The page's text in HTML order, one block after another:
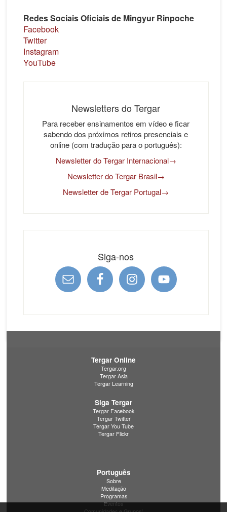
Redes Sociais Oficiais de Mingyur Rinpoche
Facebook
Twitter
Instagram
YouTube
Newsletters do Tergar
Para receber ensinamentos em vídeo e ficar
sabendo dos próximos retiros presenciais e
online (com tradução para o português):
Newsletter do Tergar Internacional→
Newsletter do Tergar Brasil→
Newsletter de Tergar Portugal→
Siga-nos
Tergar Online
Tergar.org
Tergar Asia
Tergar Learning
Siga Tergar
Tergar Facebook
Tergar Twitter
Tergar You Tube
Tergar Flickr
Português
Sobre
Meditação
Programas
Eventos